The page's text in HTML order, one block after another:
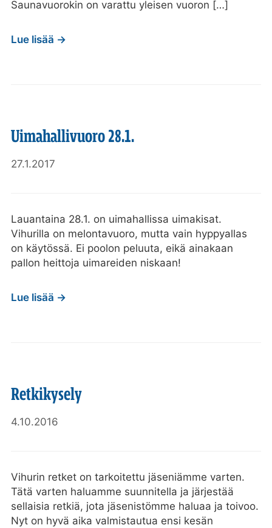
Saunavuorokin on varattu yleisen vuoron […]
Lue lisää →
Uimahallivuoro 28.1.
27.1.2017
Lauantaina 28.1. on uimahallissa uimakisat.
Vihurilla on melontavuoro, mutta vain hyppyallas
on käytössä. Ei poolon peluuta, eikä ainakaan
pallon heittoja uimareiden niskaan!
Lue lisää →
Retkikysely
4.10.2016
Vihurin retket on tarkoitettu jäseniämme varten.
Tätä varten haluamme suunnitella ja järjestää
sellaisia retkiä, jota jäsenistömme haluaa ja toivoo.
Nyt on hyvä aika valmistautua ensi kesän